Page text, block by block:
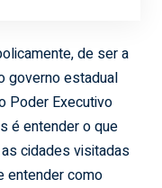
de ser a
governo estadual
Poder Executivo
é entender o que
cidades visitadas
entender como